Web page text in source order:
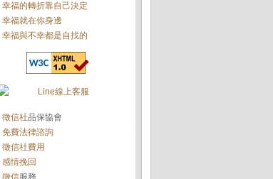
幸福的轉折靠自己決定
幸福就在你身邊
幸福與不幸都是自找的
徵信社品保協會
免費法律諮詢
徵信社費用
感情挽回
徵信服務